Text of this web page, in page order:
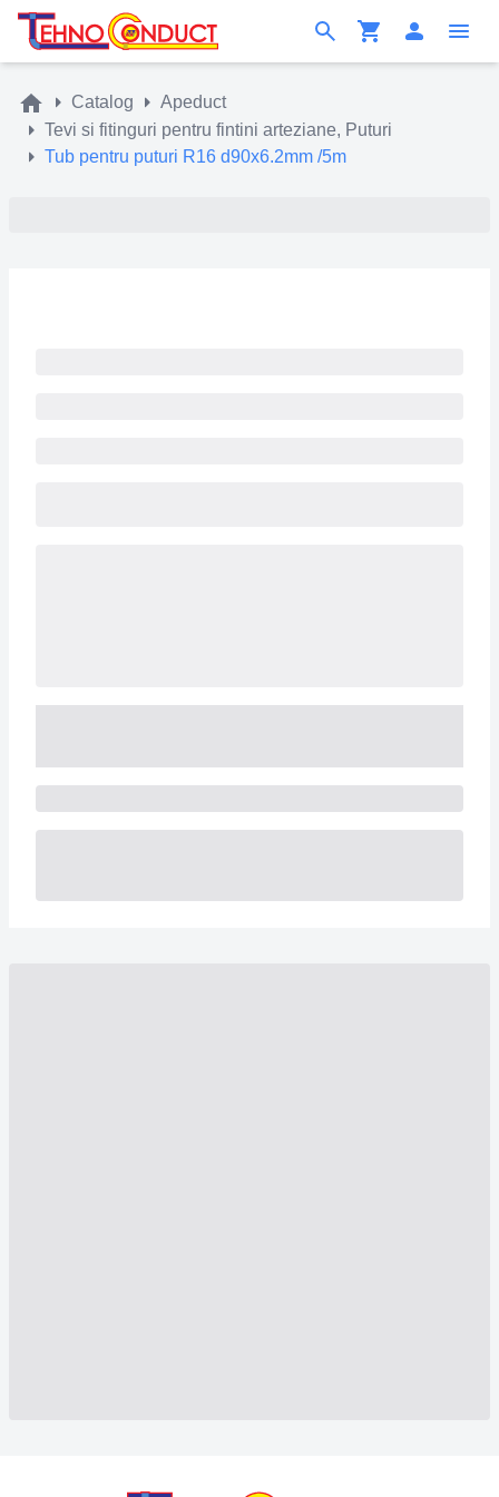
Catalog
Apeduct
Tevi si fitinguri pentru fintini arteziane, Puturi
Tub pentru puturi R16 d90x6.2mm /5m